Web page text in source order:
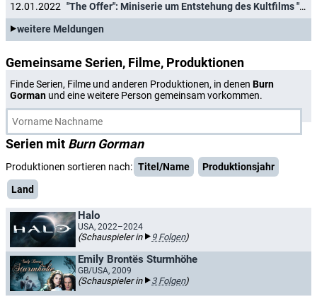
12.01.2022
"The Offer": Miniserie um Entstehung des Kultfilms "Der Pate" mit Starttermin
weitere Meldungen
Gemeinsame Serien, Filme, Produktionen
Finde Serien, Filme und anderen Produktionen, in denen Burn
Gorman und eine weitere Person gemeinsam vorkommen.
Serien mit Burn Gorman
Produktionen sortieren nach: Titel/Name
Produktionsjahr
Land
Halo
USA, 2022–2024
(Schauspieler in 9 Folgen)
Emily Brontës Sturmhöhe
GB/USA, 2009
(Schauspieler in 3 Folgen)